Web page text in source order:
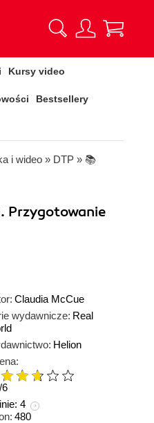
Kursy video
Bestsellery
i wideo » DTP » 📚
Przygotowanie
Claudia McCue
wydawnicze: Real
Helion
/6
4
480